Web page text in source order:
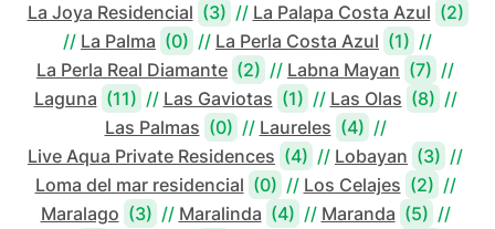
La Joya Residencial (3) // La Palapa Costa Azul (2)
// La Palma (0) // La Perla Costa Azul (1) //
La Perla Real Diamante (2) // Labna Mayan (7) //
Laguna (11) // Las Gaviotas (1) // Las Olas (8) //
Las Palmas (0) // Laureles (4) //
Live Aqua Private Residences (4) // Lobayan (3) //
Loma del mar residencial (0) // Los Celajes (2) //
Maralago (3) // Maralinda (4) // Maranda (5) //